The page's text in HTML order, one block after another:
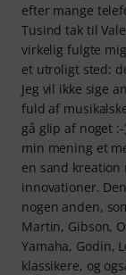
efter mange
Tusind tak til
virkelig fulgte
et utroligt sted:
Jeg vil ikke sige
fuld af
gå glip af noget
min mening et
en sand
innovationer.
nogen anden,
Martin, Gibson,
Yamaha, Godin,
klassikere, og